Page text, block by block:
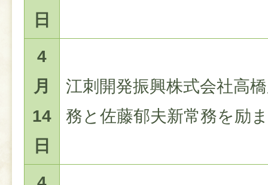
日
4
月
14
日
江刺開発振興株式会社高
務と佐藤郁夫新常務を励